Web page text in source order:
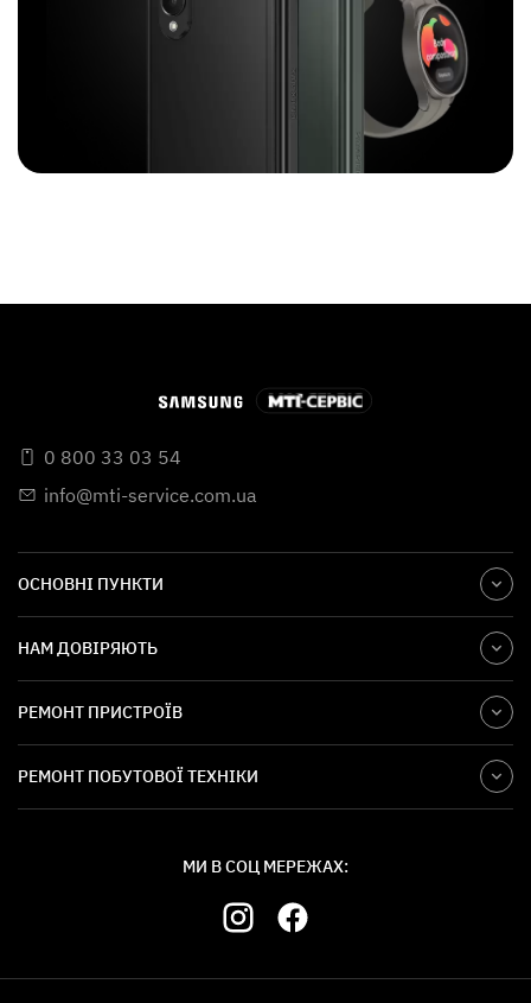
0 800 33 03 54
info@mti-service.com.ua
ОСНОВНІ ПУНКТИ
НАМ ДОВІРЯЮТЬ
РЕМОНТ ПРИСТРОЇВ
РЕМОНТ ПОБУТОВОЇ ТЕХНІКИ
МИ В СОЦ МЕРЕЖАХ: